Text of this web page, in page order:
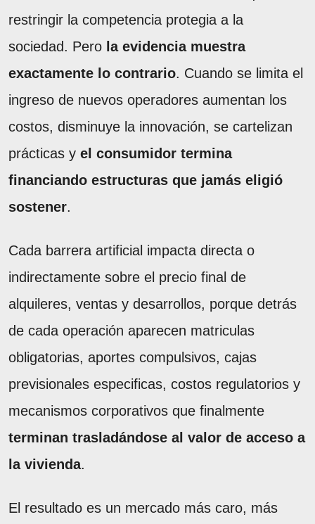
restringir la competencia protegia a la
sociedad. Pero la evidencia muestra
exactamente lo contrario. Cuando se limita el
ingreso de nuevos operadores aumentan los
costos, disminuye la innovación, se cartelizan
prácticas y el consumidor termina
financiando estructuras que jamás eligió
sostener.
Cada barrera artificial impacta directa o
indirectamente sobre el precio final de
alquileres, ventas y desarrollos, porque detrás
de cada operación aparecen matriculas
obligatorias, aportes compulsivos, cajas
previsionales especificas, costos regulatorios y
mecanismos corporativos que finalmente
terminan trasladándose al valor de acceso a
la vivienda.
El resultado es un mercado más caro, más